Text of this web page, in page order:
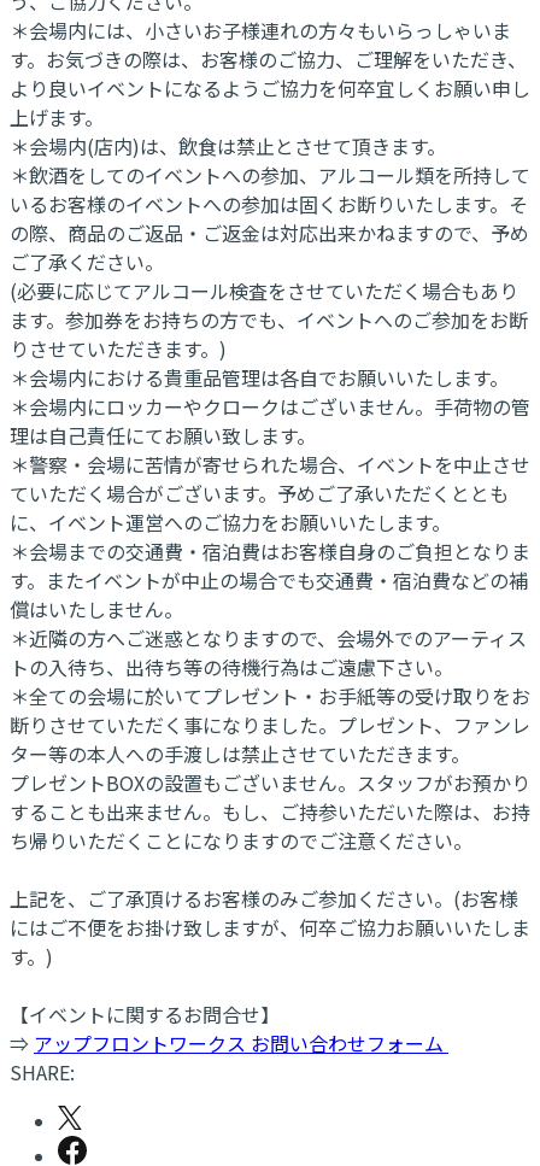
＊会場内には、小さいお子様連れの方々もいらっしゃいま
す。お気づきの際は、お客様のご協力、ご理解をいただき、
より良いイベントになるようご協力を何卒宜しくお願い申し
上げます。
＊会場内(店内)は、飲食は禁止とさせて頂きます。
＊飲酒をしてのイベントへの参加、アルコール類を所持して
いるお客様のイベントへの参加は固くお断りいたします。そ
の際、商品のご返品・ご返金は対応出来かねますので、予め
ご了承ください。
(必要に応じてアルコール検査をさせていただく場合もあり
ます。参加券をお持ちの方でも、イベントへのご参加をお断
りさせていただきます。)
＊会場内における貴重品管理は各自でお願いいたします。
＊会場内にロッカーやクロークはございません。手荷物の管
理は自己責任にてお願い致します。
＊警察・会場に苦情が寄せられた場合、イベントを中止させ
ていただく場合がございます。予めご了承いただくととも
に、イベント運営へのご協力をお願いいたします。
＊会場までの交通費・宿泊費はお客様自身のご負担となりま
す。またイベントが中止の場合でも交通費・宿泊費などの補
償はいたしません。
＊近隣の方へご迷惑となりますので、会場外でのアーティス
トの入待ち、出待ち等の待機行為はご遠慮下さい。
＊全ての会場に於いてプレゼント・お手紙等の受け取りをお
断りさせていただく事になりました。プレゼント、ファンレ
ター等の本人への手渡しは禁止させていただきます。
プレゼントBOXの設置もございません。スタッフがお預かり
することも出来ません。もし、ご持参いただいた際は、お持
ち帰りいただくことになりますのでご注意ください。
上記を、ご了承頂けるお客様のみご参加ください。(お客様
にはご不便をお掛け致しますが、何卒ご協力お願いいたしま
す。)
【イベントに関するお問合せ】
⇒ アップフロントワークス お問い合わせフォーム
SHARE: